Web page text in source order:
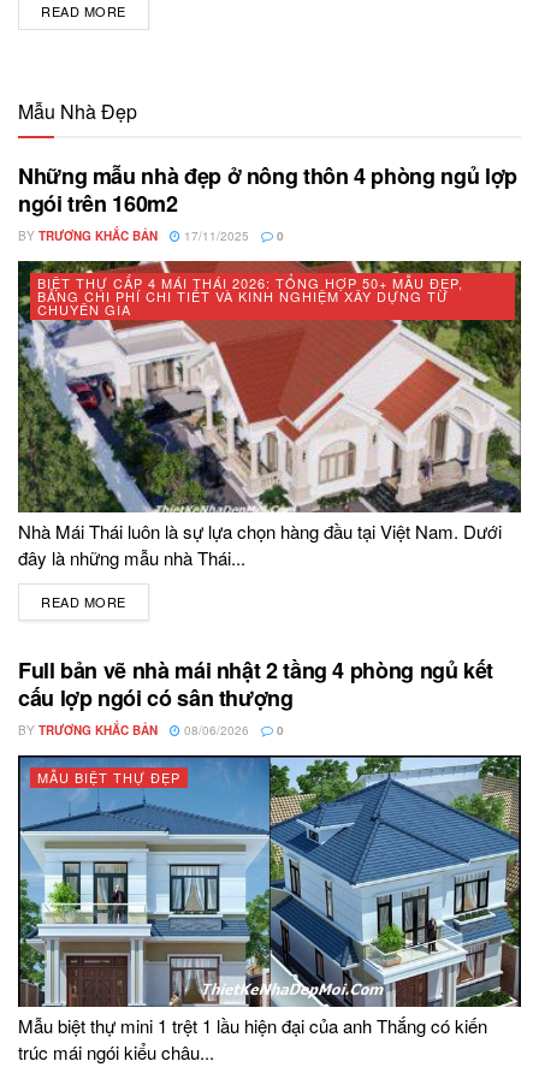
READ MORE
Mẫu Nhà Đẹp
Những mẫu nhà đẹp ở nông thôn 4 phòng ngủ lợp
ngói trên 160m2
BY TRƯƠNG KHẮC BẢN 17/11/2025 0
BIỆT THỰ CẤP 4 MÁI THÁI 2026: TỔNG HỢP 50+ MẪU ĐẸP,
BẢNG CHI PHÍ CHI TIẾT VÀ KINH NGHIỆM XÂY DỰNG TỪ
CHUYÊN GIA
Nhà Mái Thái luôn là sự lựa chọn hàng đầu tại Việt Nam. Dưới
đây là những mẫu nhà Thái...
READ MORE
Full bản vẽ nhà mái nhật 2 tầng 4 phòng ngủ kết
cấu lợp ngói có sân thượng
BY TRƯƠNG KHẮC BẢN 08/06/2026 0
MẪU BIỆT THỰ ĐẸP
Mẫu biệt thự mini 1 trệt 1 lầu hiện đại của anh Thắng có kiến
trúc mái ngói kiểu châu...